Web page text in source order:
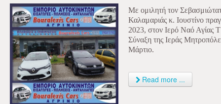
Με ομιλητή τον
Καλαμαριάς κ. Ιουστίνο
2023, στον Ιερό Ναό Αγίας
Σύναξη της Ιεράς
Μάρτιο.
Read more ...